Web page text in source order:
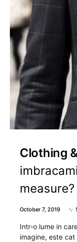
Clothing
measure?
October 7, 2019
Intr-o lume in
imagine, este